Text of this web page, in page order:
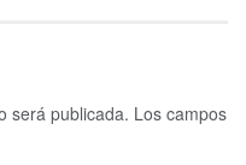
será publicada. Los campos